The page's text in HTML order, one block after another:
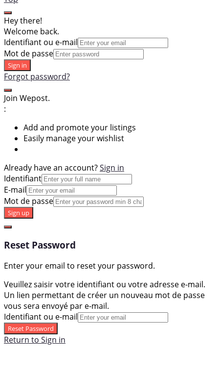
Hey there!
Welcome back.
Identifiant ou e-mail
Mot de passe
Sign in
Forgot password?
Join Wepost.
:
Add and promote your listings
Easily manage your wishlist
Already have an account?Sign in
Identifiant
E-mail
Mot de passe
Sign up
Reset Password
Enter your email to reset your password.
Veuillez saisir votre identifiant ou votre adresse e-mail.
Un lien permettant de créer un nouveau mot de passe
vous sera envoyé par e-mail.
Identifiant ou e-mail
Reset Password
Return to Sign in